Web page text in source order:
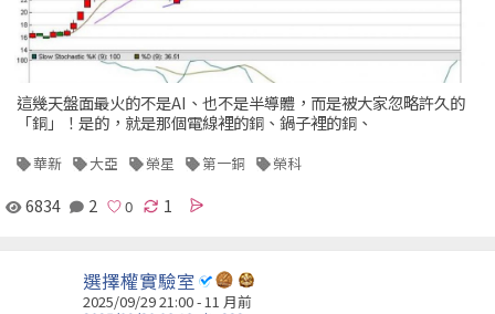
這幾天盤面最火的不是AI、也不是半導體，而是被大家忽略許久的
「銅」！是的，就是那個電線裡的銅、鍋子裡的銅、
華新 大亞 榮星 第一銅 榮科
6834 2 1
選擇權實驗室
2025/09/29 21:00 - 11 月前